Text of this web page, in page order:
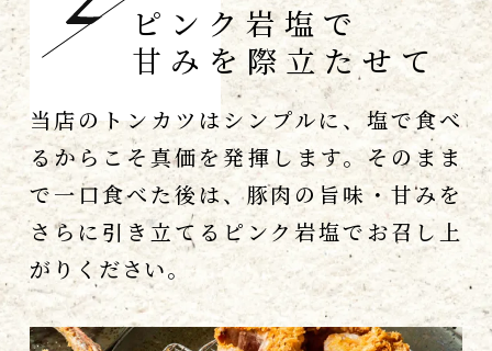
ピンク岩塩で
甘みを際立たせて
当店のトンカツはシンプルに、塩で食べ
るからこそ真価を発揮します。そのまま
で一口食べた後は、豚肉の旨味・甘みを
さらに引き立てるピンク岩塩でお召し上
がりください。